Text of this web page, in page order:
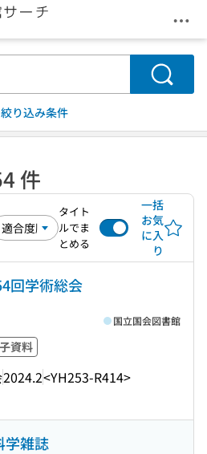
メ
検索
絞り込み条件
件
タイト
ルでま
とめる
一括
お気
に入
り
回学術総会
資料
2024.2<YH253-R414>
国立国会図書館
学雑誌